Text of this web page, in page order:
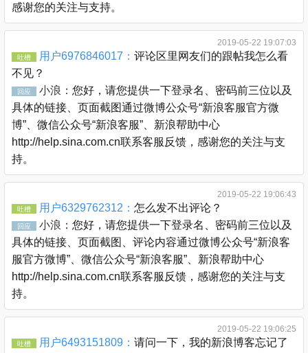
感谢您的关注与支持。
2019-05-22 19:07:03
吐槽 用户6976846017： 评论区里网友们的跟帖我怎么看
不见？
回应 小浪： 您好，请您提供一下登录名、密码前三位以及
具体的链接、页面截图通过微博公众号“新浪客服官方微
博”、微信公众号“新浪客服”、新浪帮助中心
http://help.sina.com.cn联系客服反馈，感谢您的关注与支
持。
2019-05-22 19:06:43
吐槽 用户6329762312： 怎么发不出评论？
回应 小浪： 您好，请您提供一下登录名、密码前三位以及
具体的链接、页面截图、评论内容通过微博公众号“新浪客
服官方微博”、微信公众号“新浪客服”、新浪帮助中心
http://help.sina.com.cn联系客服反馈，感谢您的关注与支
持。
2019-05-22 19:06:25
吐槽 用户6493151809： 请问一下，我的新浪博客忘记了